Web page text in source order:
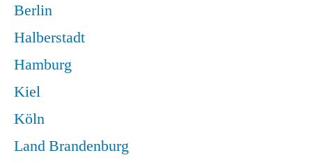
Berlin
Halberstadt
Hamburg
Kiel
Köln
Land Brandenburg